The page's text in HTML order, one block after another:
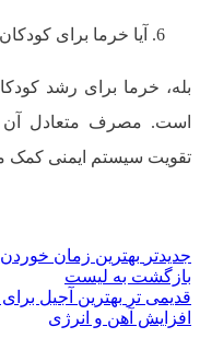
آیا خرما برای
بله، خرما برای رشد
است. مصرف متعادل آن
تقویت سیستم ایمنی کمک
جدیدتر بهترین زمان
بازگشت به لیست
قدیمی تر بهترین آجیل
افزایش آهن و انرژی